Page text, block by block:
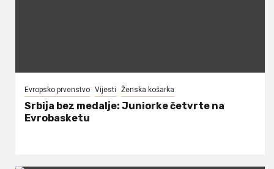
Evropsko prvenstvo Vijesti Ženska košarka
Srbija bez medalje: Juniorke četvrte na
Evrobasketu